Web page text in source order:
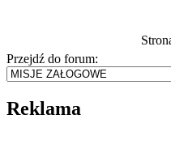
Przejdź do forum:
Reklama